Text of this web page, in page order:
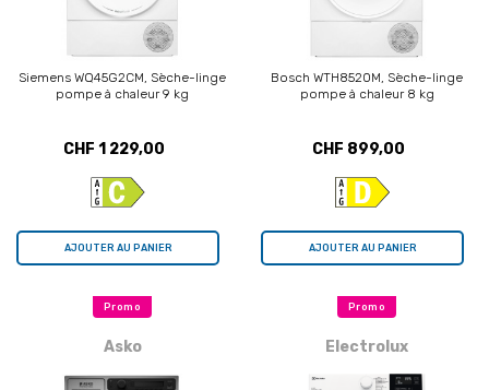
Siemens WQ45G2CM, Sèche-linge
pompe à chaleur 9 kg
CHF 1 229,00
AJOUTER AU PANIER
Bosch WTH8520M, Sèche-linge
pompe à chaleur 8 kg
CHF 899,00
AJOUTER AU PANIER
Promo
Asko
Promo
Electrolux